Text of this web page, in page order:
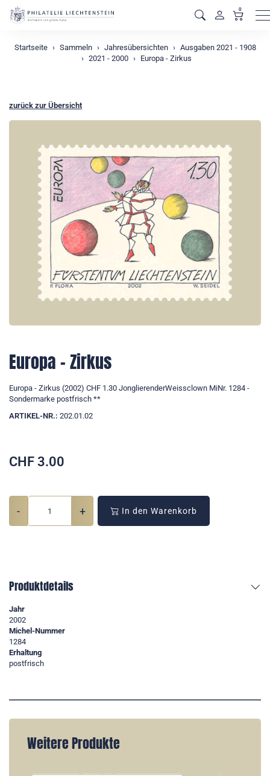
0
Startseite Sammeln Jahresübersichten
Ausgaben 2021 - 1908
2021 - 2000
Europa - Zirkus
zurück zur Übersicht
Europa - Zirkus
Europa - Zirkus (2002) CHF 1.30 JonglierenderWeissclown MiNr. 1284 -
Sondermarke postfrisch **
ARTIKEL-NR.: 202.01.02
CHF 3.00
- + In den Warenkorb
Produktdetails
Jahr
2002
Michel-Nummer
1284
Erhaltung
postfrisch
Weitere Produkte